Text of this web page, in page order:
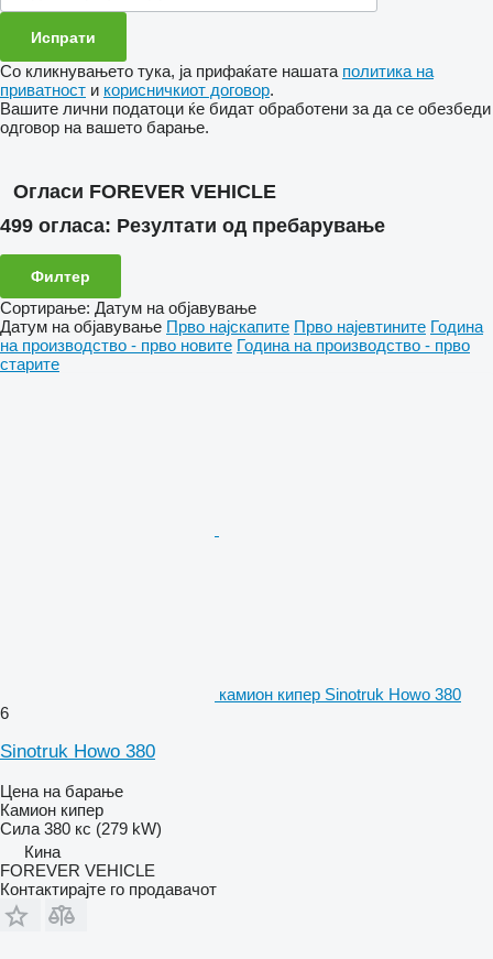
Со кликнувањето тука, ја прифаќате нашата политика на
приватност и корисничкиот договор.
Вашите лични податоци ќе бидат обработени за да се обезбеди
одговор на вашето барање.
Огласи FOREVER VEHICLE
499 огласа: Резултати од пребарување
Филтер
Сортирање: Датум на објавување
Датум на објавување Прво најскапите Прво најевтините Година
на производство - прво новите Година на производство - прво
старите
камион кипер Sinotruk Howo 380
6
Sinotruk Howo 380
Цена на барање
Камион кипер
Сила 380 кс (279 kW)
Кина
FOREVER VEHICLE
Контактирајте го продавачот